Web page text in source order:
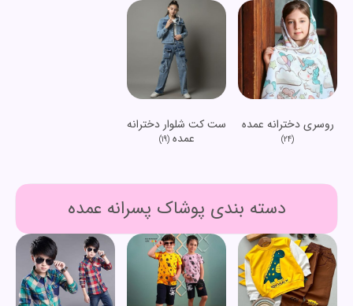
روسری دخترانه عمده
(24)
ست کت شلوار دخترانه
عمده(19)
دسته بندی پوشاک پسرانه عمده